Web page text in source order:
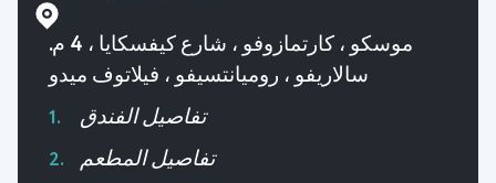
موسكو ، كارتمازوفو ، شارع كيفسكايا ، 4 م.
سالاريفو ، روميانتسيفو ، فيلاتوف ميدو
تفاصيل الفندق
تفاصيل المطعم